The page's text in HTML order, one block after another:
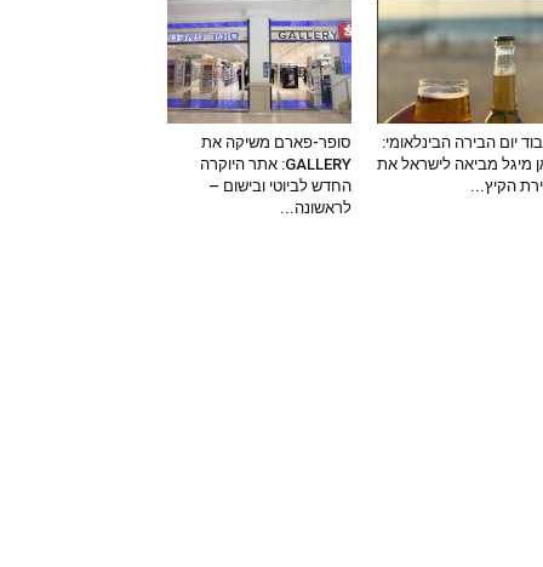
יום הבירה הבינלאומי:
מיגל מביאה לישראל את
הקיץ...
סופר-פארם משיקה את
GALLERY: אתר היוקרה
החדש לביוטי ובישום –
לראשונה...